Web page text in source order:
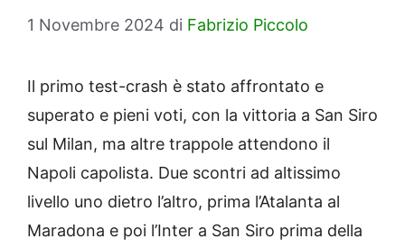
1 Novembre 2024 di Fabrizio Piccolo
Il primo test-crash è stato affrontato e
superato e pieni voti, con la vittoria a San Siro
sul Milan, ma altre trappole attendono il
Napoli capolista. Due scontri ad altissimo
livello uno dietro l’altro, prima l’Atalanta al
Maradona e poi l’Inter a San Siro prima della